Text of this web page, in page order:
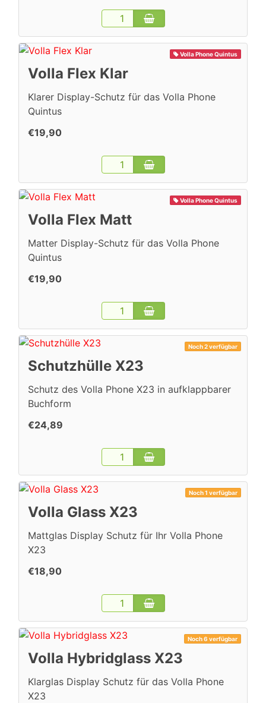
Volla Phone Quintus
Volla Flex Klar
Klarer Display-Schutz für das Volla Phone
Quintus
€19,90
Volla Phone Quintus
Volla Flex Matt
Matter Display-Schutz für das Volla Phone
Quintus
€19,90
Noch 2 verfügbar
Schutzhülle X23
Schutz des Volla Phone X23 in aufklappbarer
Buchform
€24,89
Noch 1 verfügbar
Volla Glass X23
Mattglas Display Schutz für Ihr Volla Phone
X23
€18,90
Noch 6 verfügbar
Volla Hybridglass X23
Klarglas Display Schutz für das Volla Phone
X23